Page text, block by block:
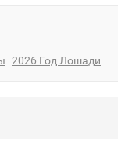
2026 Год Лошади